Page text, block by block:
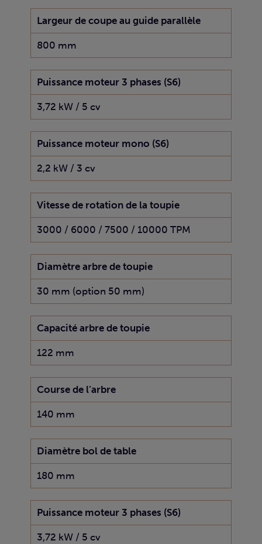
Largeur de coupe au guide parallèle
800 mm
Puissance moteur 3 phases (S6)
3,72 kW / 5 cv
Puissance moteur mono (S6)
2,2 kW / 3 cv
Vitesse de rotation de la toupie
3000 / 6000 / 7500 / 10000 TPM
Diamètre arbre de toupie
30 mm (option 50 mm)
Capacité arbre de toupie
122 mm
Course de l’arbre
140 mm
Diamètre bol de table
180 mm
Puissance moteur 3 phases (S6)
3,72 kW / 5 cv